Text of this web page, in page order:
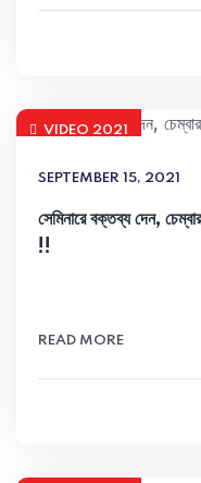
VIDEO 2021
SEPTEMBER 15, 2021
সেমিনারে বক্তব্য দেন,
!!
READ MORE